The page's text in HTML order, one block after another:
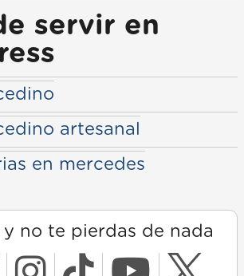
servir en
artesanal
en mercedes
y no te pierdas de nada